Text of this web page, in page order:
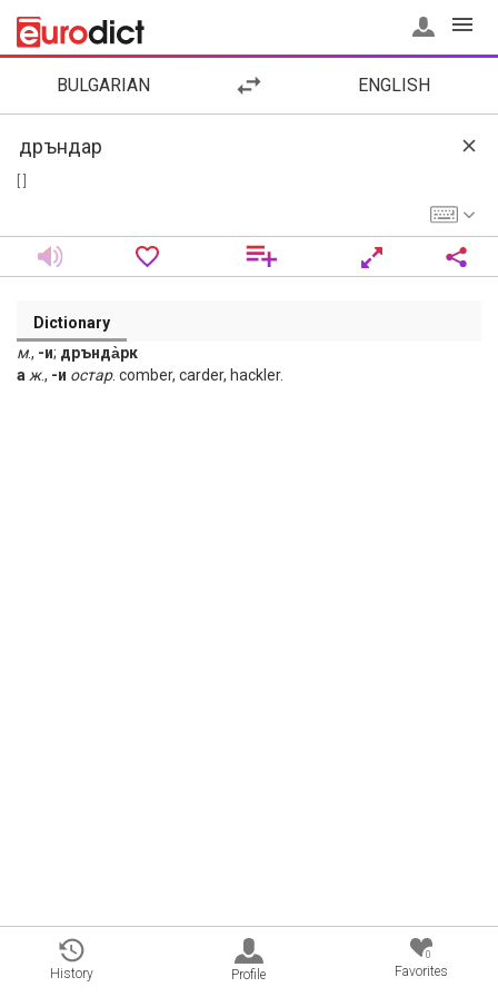
BULGARIAN ENGLISH
Dictionary
м., -и; дрънда̀рк
а ж., -и остар. comber, carder, hackler.
History Profile
0
Favorites